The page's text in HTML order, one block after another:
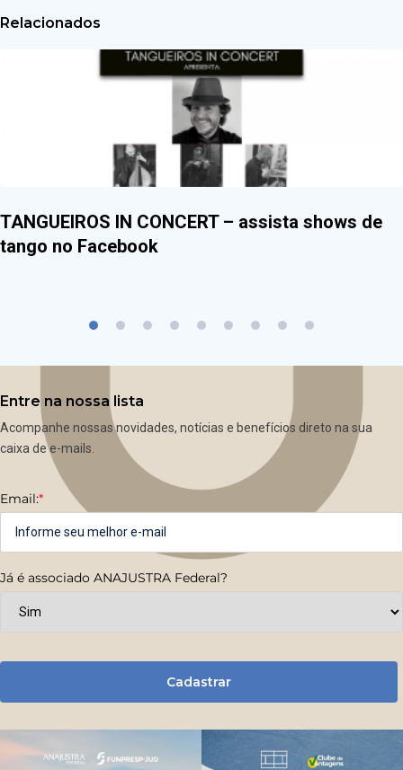
Relacionados
TANGUEIROS IN CONCERT – assista shows de
tango no Facebook
Entre na nossa lista
Acompanhe nossas novidades, notícias e benefícios direto na sua
caixa de e-mails.
Email:*
Já é associado ANAJUSTRA Federal?
Cadastrar